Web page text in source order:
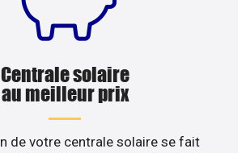
Centrale solaire
au meilleur prix
de votre centrale solaire se fait